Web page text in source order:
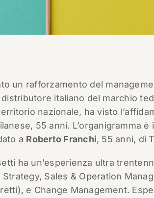
un rafforzamento del
italiano del marchio
nazionale, ha visto
55 anni. L’organigramma
a Roberto Franchi, 55 anni, di
ha un’esperienza ultra
Sales & Operation
e Change Management.